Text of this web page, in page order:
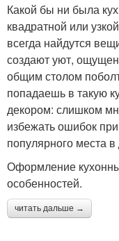
Какой бы ни была
квадратной или
всегда найдутся
создают уют,
общим столом
попадаешь в такую
декором: слишком
избежать ошибок
популярного места
Оформление
особенностей.
читать дальше →